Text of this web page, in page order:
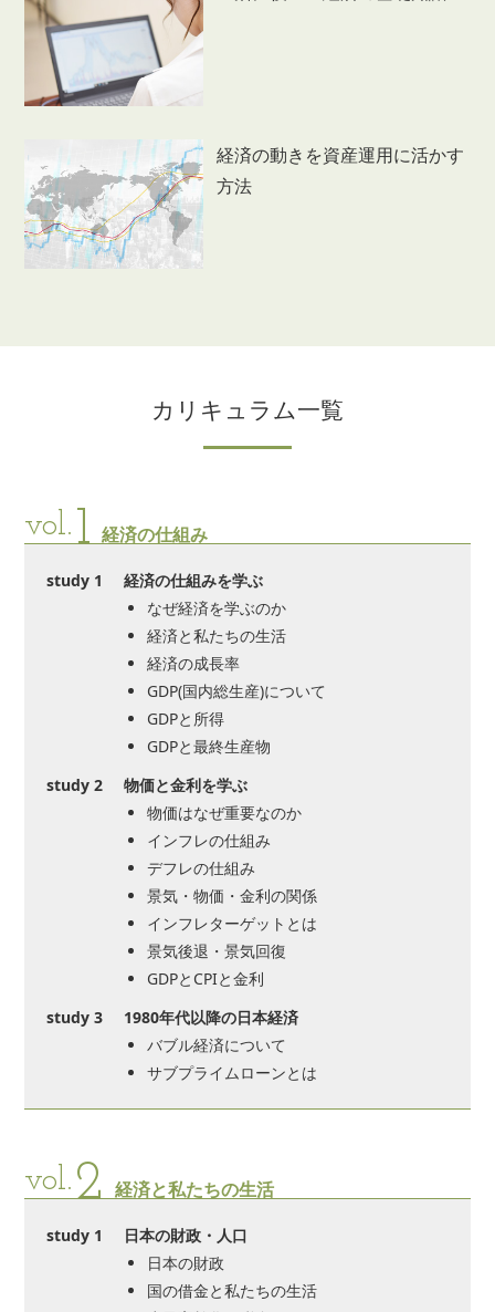
経済の動きを資産運用に活かす
方法
カリキュラム一覧
vol.1 経済の仕組み
study 1
経済の仕組みを学ぶ
なぜ経済を学ぶのか
経済と私たちの生活
経済の成長率
GDP(国内総生産)について
GDPと所得
GDPと最終生産物
study 2
物価と金利を学ぶ
物価はなぜ重要なのか
インフレの仕組み
デフレの仕組み
景気・物価・金利の関係
インフレターゲットとは
景気後退・景気回復
GDPとCPIと金利
study 3
1980年代以降の日本経済
バブル経済について
サブプライムローンとは
vol.2 経済と私たちの生活
study 1
日本の財政・人口
日本の財政
国の借金と私たちの生活